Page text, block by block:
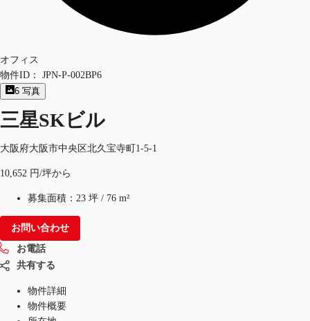
オフィス
物件ID：
JPN-P-002BP6
6 写真
三星SKビル
大阪府大阪市中央区北久宝寺町1-5-1
10,652 円/坪から
募集面積： 23 坪 / 76 m²
お問い合わせ
お電話
共有する
物件詳細
物件概要